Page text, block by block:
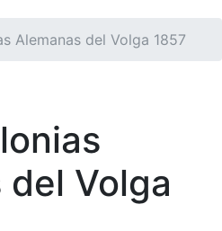
Alemanas del Volga 1857
Volga